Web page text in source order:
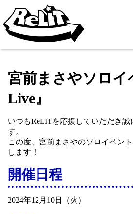
宮前まさやソロイ
Live』
いつもReLITを応援していただき誠
す。
この度、宮前まさやのソロイベン
します！
開催日程
2024年12月10日（火）